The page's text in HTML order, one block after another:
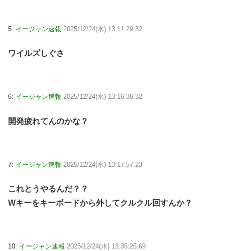
5: イージャン速報 2025/12/24(水) 13:11:29.32
ワイルズしぐさ
6: イージャン速報 2025/12/24(水) 13:16:36.32
開発疲れてんのかな？
7: イージャン速報 2025/12/24(水) 13:17:57.23
これとうやるんだ？？
Wキーをキーボードから外してクルクル回すんか？
10: イージャン速報 2025/12/24(水) 13:35:25.69